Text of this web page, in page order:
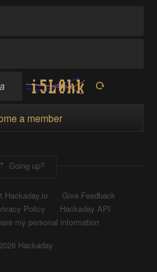
a member
Going up?
Hackaday.io
Give Feedback
Policy
Hackaday API
my personal information
Hackaday